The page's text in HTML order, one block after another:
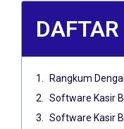
Rangkum
Software Kasir
Software Kasir